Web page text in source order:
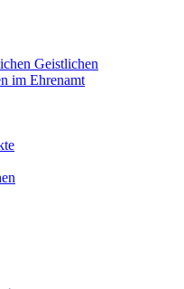
Geistlichen
im Ehrenamt